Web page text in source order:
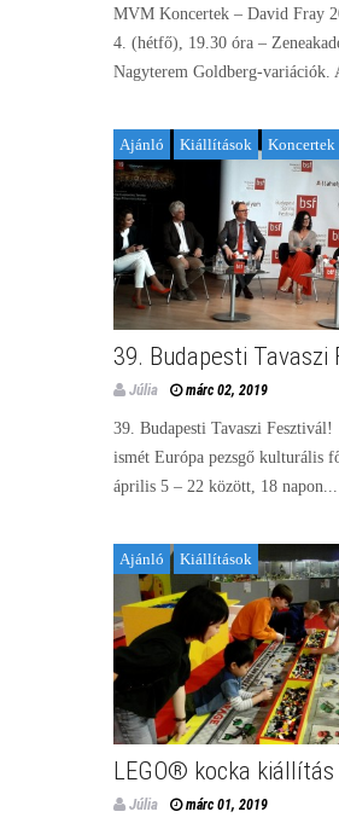
MVM Koncertek – David Fray
4. (hétfő), 19.30 óra –
Nagyterem Goldberg-variációk.
Ajánló Kiállítások Koncertek
39. Budapesti Tavaszi
Júlia márc 02, 2019
39. Budapesti Tavaszi Fesztivál!
ismét Európa pezsgő kulturális
április 5 – 22 között, 18 napon...
Ajánló Kiállítások
LEGO® kocka kiállítás
Júlia márc 01, 2019